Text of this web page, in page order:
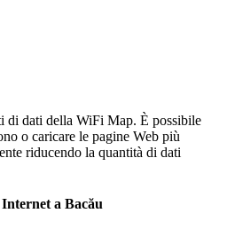
di dati della WiFi Map. È possibile
o caricare le pagine Web più
riducendo la quantità di dati
Internet a Bacău